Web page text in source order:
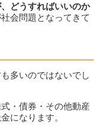
どうすればいいのか
会問題となってきて
多いのではないでし
・債券・その他動産
になります。